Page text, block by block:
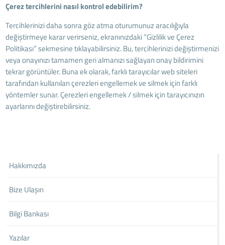
Çerez tercihlerini nasıl kontrol edebilirim?
Tercihlerinizi daha sonra göz atma oturumunuz aracılığıyla
değiştirmeye karar verirseniz, ekranınızdaki “Gizlilik ve Çerez
Politikası” sekmesine tıklayabilirsiniz. Bu, tercihlerinizi değiştirmenizi
veya onayınızı tamamen geri almanızı sağlayan onay bildirimini
tekrar görüntüler. Buna ek olarak, farklı tarayıcılar web siteleri
tarafından kullanılan çerezleri engellemek ve silmek için farklı
yöntemler sunar. Çerezleri engellemek / silmek için tarayıcınızın
ayarlarını değiştirebilirsiniz.
Hakkımızda
Bize Ulaşın
Bilgi Bankası
Yazılar